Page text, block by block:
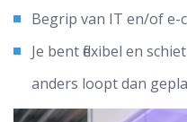
Begrip van IT en/of e-
Je bent flexibel en
anders loopt dan